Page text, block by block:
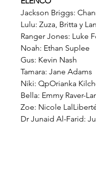
Jackson Briggs:
Lulu: Zuza, Britta y
Ranger Jones: Luke
Noah: Ethan Suplee
Gus: Kevin Nash
Tamara: Jane Adams
Niki: QpOrianka
Bella: Emmy Raver-
Zoe: Nicole
Dr Junaid Al-Farid: